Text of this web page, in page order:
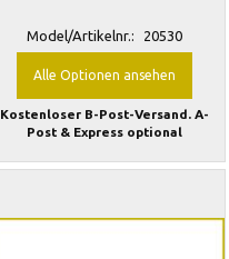
Model/Artikelnr.: 20530
Alle Optionen ansehen
Kostenloser B-Post-Versand. A-
Post & Express optional